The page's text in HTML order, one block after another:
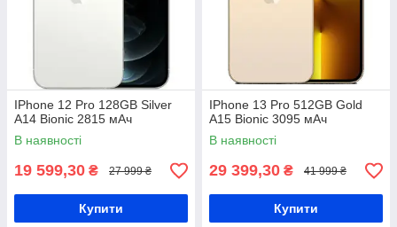
IPhone 12 Pro 128GB Silver
A14 Bionic 2815 мАч
В наявності
19 599,30 ₴ 27 999 ₴
Купити
IPhone 13 Pro 512GB Gold
A15 Bionic 3095 мАч
В наявності
29 399,30 ₴ 41 999 ₴
Купити